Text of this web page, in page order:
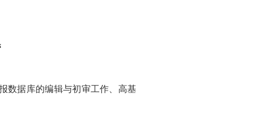
数据库的编辑与初审工作、高基